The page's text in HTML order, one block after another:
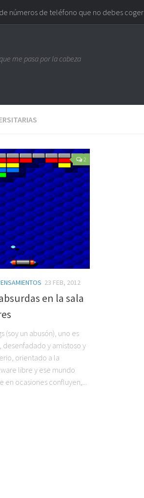
números de teléfono que no debes coger
me pasa por la cabeza
2
23 FEB, 2012
en la sala
(soy un abusón), uno es
desenfadado y amistoso y
orientado a la
libre y ese mundo
en ocasiones confluyen,...